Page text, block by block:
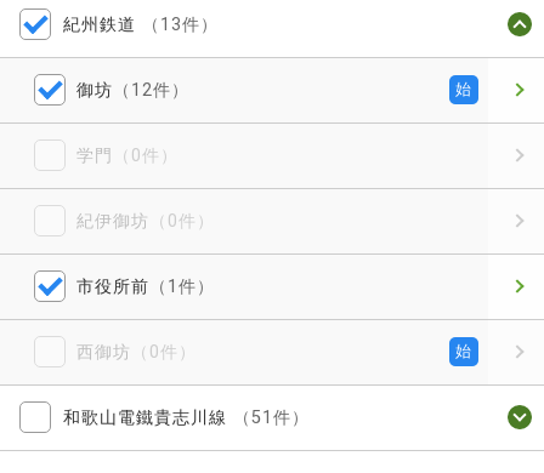
紀州鉄道 （13件）
御坊 （12件） 始
学門 （0件）
紀伊御坊 （0件）
市役所前 （1件）
西御坊 （0件） 始
和歌山電鐵貴志川線 （51件）